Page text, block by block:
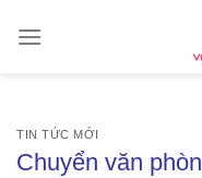
TIN TỨC MỚI
Chuyển văn